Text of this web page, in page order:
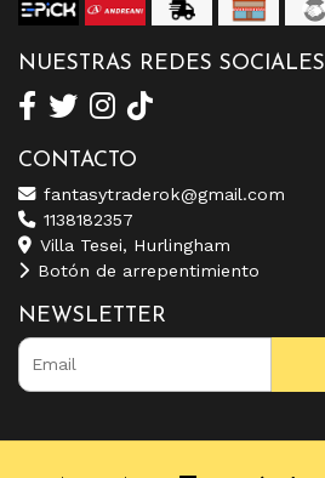
NUESTRAS REDES SOCIALES
CONTACTO
fantasytraderok@gmail.com
1138182357
Villa Tesei, Hurlingham
Botón de arrepentimiento
NEWSLETTER